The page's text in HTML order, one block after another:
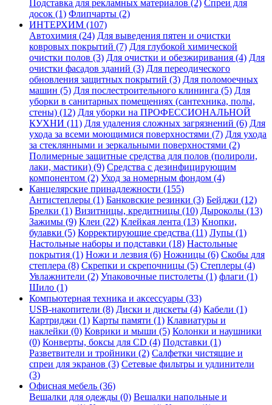
Подставка для рекламных материалов (2) Спреи для
досок (1) Флипчарты (2)
ИНТЕРХИМ (107)
Автохимия (24) Для выведения пятен и очистки
ковровых покрытий (7) Для глубокой химической
очистки полов (3) Для очистки и обезжиривания (4) Для
очистки фасадов зданий (3) Для переодического
обновления защитных покрытий (3) Для поломоечных
машин (5) Для послестроительного клининга (5) Для
уборки в санитарных помещениях (сантехника, полы,
стены) (12) Для уборки на ПРОФЕССИОНАЛЬНОЙ
КУХНИ (11) Для удаления сложных загрязнений (6) Для
ухода за всеми моющимися поверхностями (7) Для ухода
за стеклянными и зеркальными поверхностями (2)
Полимерные защитные средства для полов (полироли,
лаки, мастики) (9) Средства с дезинфицирующим
компонентом (2) Уход за номерным фондом (4)
Канцелярские принадлежности (155)
Антистеплеры (1) Банковские резинки (3) Бейджи (12)
Брелки (1) Визитницы, кредитницы (10) Дыроколы (13)
Зажимы (9) Клеи (22) Клейкая лента (13) Кнопки,
булавки (5) Корректирующие средства (11) Лупы (1)
Настольные наборы и подставки (18) Настольные
покрытия (1) Ножи и лезвия (6) Ножницы (6) Скобы для
степлера (8) Скрепки и скрепочницы (5) Степлеры (4)
Увлажнители (2) Упаковочные пистолеты (1) флаги (1)
Шило (1)
Компьютерная техника и аксессуары (33)
USB-накопители (8) Диски и дискеты (4) Кабели (1)
Картриджи (1) Карты памяти (1) Клавиатуры и
наклейки (0) Коврики и мыши (5) Колонки и наушники
(0) Конверты, боксы для CD (4) Подставки (1)
Разветвители и тройники (2) Салфетки чистящие и
спреи для экранов (3) Сетевые фильтры и удлинители
(3)
Офисная мебель (36)
Вешалки для одежды (0) Вешалки напольные и